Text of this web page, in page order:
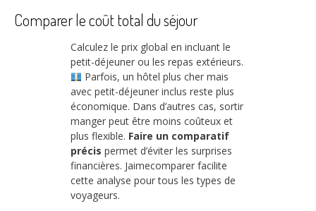
Comparer le coût total du séjour
Calculez le prix global en incluant le
petit-déjeuner ou les repas extérieurs.
Parfois, un hôtel plus cher mais
avec petit-déjeuner inclus reste plus
économique. Dans d’autres cas, sortir
manger peut être moins coûteux et
plus flexible. Faire un comparatif
précis permet d’éviter les surprises
financières. Jaimecomparer facilite
cette analyse pour tous les types de
voyageurs.